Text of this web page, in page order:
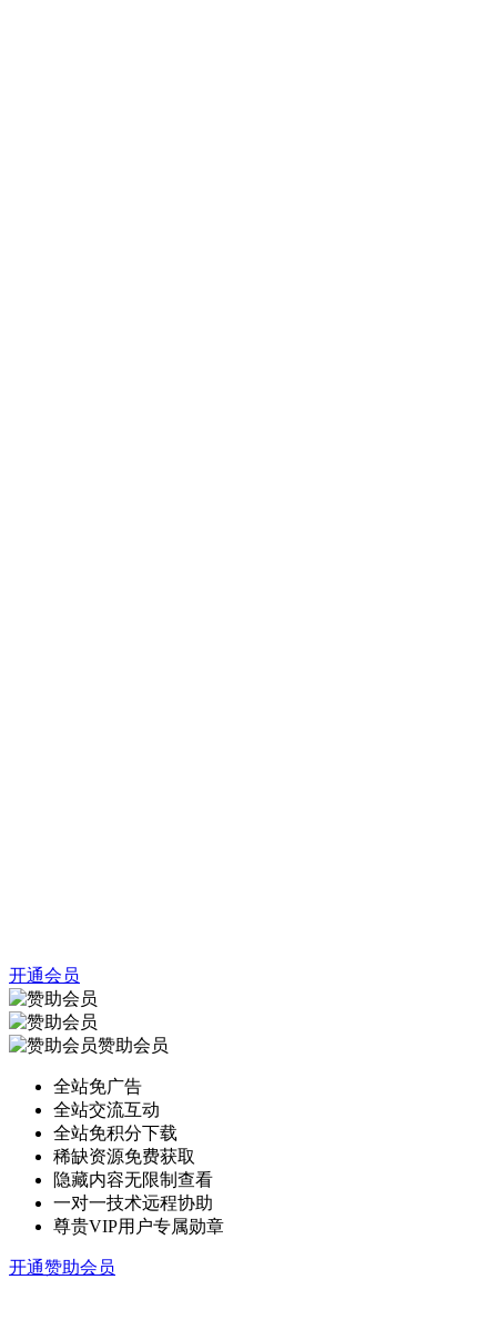
开通会员
赞助会员
全站免广告
全站交流互动
全站免积分下载
稀缺资源免费获取
隐藏内容无限制查看
一对一技术远程协助
尊贵VIP用户专属勋章
开通赞助会员